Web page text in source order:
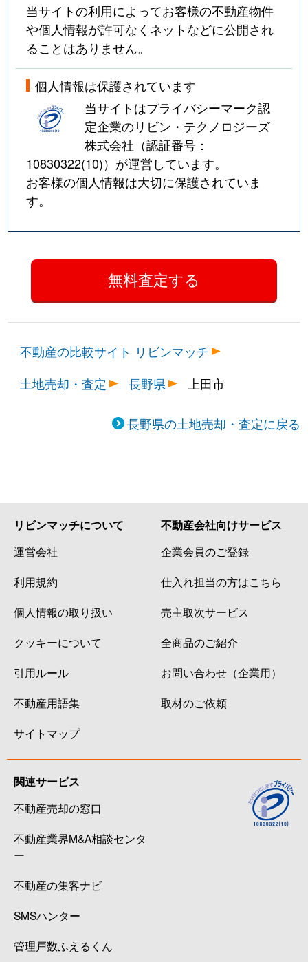
当サイトの利用によってお客様の不動産物件
や個人情報が許可なくネットなどに公開され
ることはありません。
個人情報は保護されています
当サイトはプライバシーマーク認
定企業のリビン・テクノロジーズ
株式会社（認証番号：
10830322(10)）が運営しています。
お客様の個人情報は大切に保護されていま
す。
不動産の比較サイト リビンマッチ
土地売却・査定
長野県 上田市
長野県の土地売却・査定に戻る
リビンマッチについて
運営会社
利用規約
個人情報の取り扱い
クッキーについて
引用ルール
不動産用語集
サイトマップ
不動産会社向けサービス
企業会員のご登録
仕入れ担当の方はこちら
売主取次サービス
全商品のご紹介
お問い合わせ（企業用）
取材のご依頼
関連サービス
不動産売却の窓口
不動産業界M&A相談センタ
ー
不動産の集客ナビ
SMSハンター
管理戸数ふえるくん